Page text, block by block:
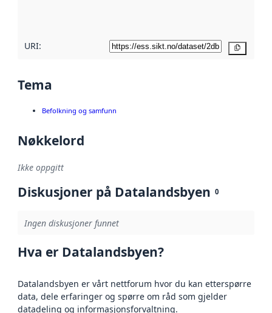
URI:
Tema
Befolkning og samfunn
Nøkkelord
Ikke oppgitt
Diskusjoner på Datalandsbyen 0
Ingen diskusjoner funnet
Hva er Datalandsbyen?
Datalandsbyen er vårt nettforum hvor du kan etterspørre
data, dele erfaringer og spørre om råd som gjelder
datadeling og informasjonsforvaltning.